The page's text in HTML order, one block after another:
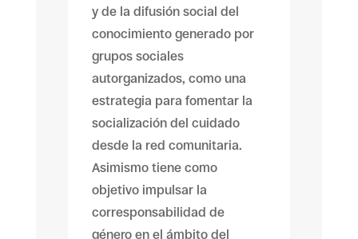
y de la difusión social del
conocimiento generado por
grupos sociales
autorganizados, como una
estrategia para fomentar la
socialización del cuidado
desde la red comunitaria.
Asimismo tiene como
objetivo impulsar la
corresponsabilidad de
género en el ámbito del